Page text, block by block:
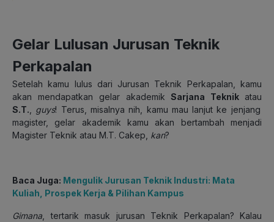
Gelar Lulusan Jurusan Teknik
Perkapalan
Setelah kamu lulus dari Jurusan Teknik Perkapalan, kamu
akan mendapatkan gelar akademikSarjana Teknik atau
S.T.
guys! Terus, misalnya nih, kamu mau lanjut ke jenjang
magister, gelar akademik kamu akan bertambah menjadi
Magister Teknik atau M.T. Cakep, kan?
Baca Juga: Mengulik Jurusan Teknik Industri: Mata
Kuliah, Prospek Kerja & Pilihan Kampus
Gimana , tertarik masuk jurusan Teknik Perkapalan? Kalau